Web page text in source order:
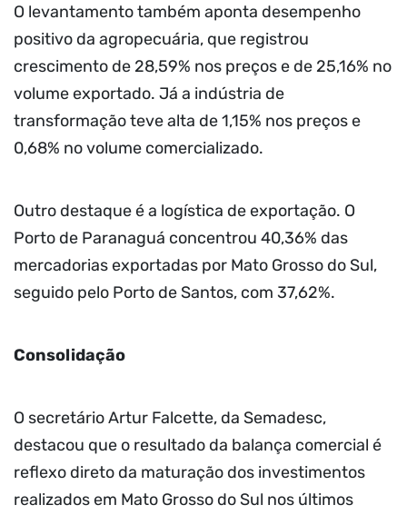
O levantamento também aponta desempenho
positivo da agropecuária, que registrou
crescimento de 28,59% nos preços e de 25,16% no
volume exportado. Já a indústria de
transformação teve alta de 1,15% nos preços e
0,68% no volume comercializado.
Outro destaque é a logística de exportação. O
Porto de Paranaguá concentrou 40,36% das
mercadorias exportadas por Mato Grosso do Sul,
seguido pelo Porto de Santos, com 37,62%.
Consolidação
O secretário Artur Falcette, da Semadesc,
destacou que o resultado da balança comercial é
reflexo direto da maturação dos investimentos
realizados em Mato Grosso do Sul nos últimos